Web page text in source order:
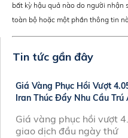
bất kỳ hậu quả nào do người nhận
toàn bộ hoặc một phần thông tin
Tin tức gần đây
Giá Vàng Phục Hồi Vượt
Iran Thúc Đẩy Nhu Cầu Trú
Giá vàng phục hồi vượt
giao dịch đầu ngày thứ